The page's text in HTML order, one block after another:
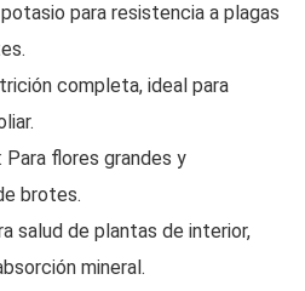
para resistencia a plagas
completa, ideal para
: Para flores grandes y
brotes.
salud de plantas de interior,
mineral.